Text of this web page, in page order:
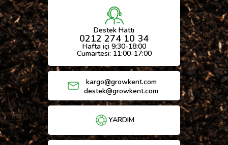
Destek Hattı
0212 274 10 34
Hafta içi 9:30-18:00
Cumartesi: 11:00-17:00
kargo@growkent.com
destek@growkent.com
YARDIM